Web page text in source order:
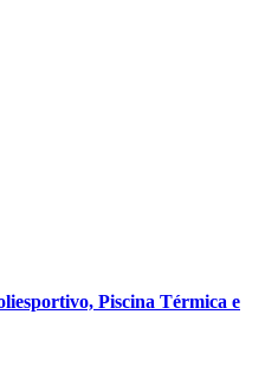
Piscina Térmica e